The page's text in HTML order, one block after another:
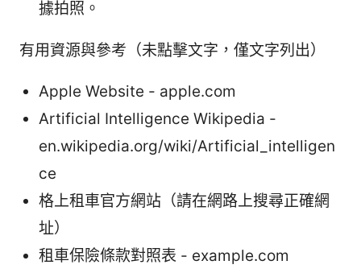
據拍照。
有用資源與參考（未點擊文字，僅文字列出）
Apple Website - apple.com
Artificial Intelligence Wikipedia -
en.wikipedia.org/wiki/Artificial_intelligen
ce
格上租車官方網站（請在網路上搜尋正確網
址）
租車保險條款對照表 - example.com